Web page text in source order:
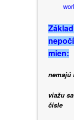
mien:
nemajú
viažu
čísle